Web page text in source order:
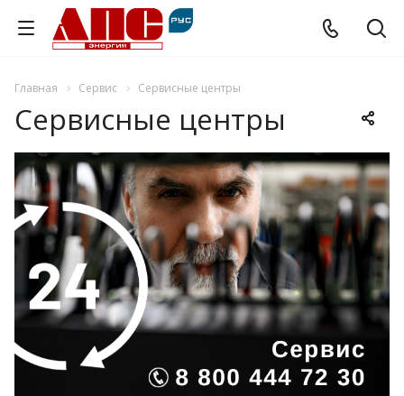
Главная Сервис Сервисные центры
Сервисные центры